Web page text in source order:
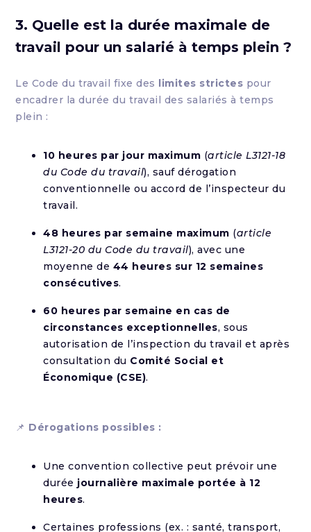
3. Quelle est la durée maximale de
travail pour un salarié à temps plein ?
Le Code du travail fixe des limites strictes pour
encadrer la durée du travail des salariés à temps
plein :
10 heures par jour maximum (article L3121-18
du Code du travail), sauf dérogation
conventionnelle ou accord de l’inspecteur du
travail.
48 heures par semaine maximum (article
L3121-20 du Code du travail), avec une
moyenne de 44 heures sur 12 semaines
consécutives.
60 heures par semaine en cas de
circonstances exceptionnelles, sous
autorisation de l’inspection du travail et après
consultation du Comité Social et
Économique (CSE).
📌 Dérogations possibles :
Une convention collective peut prévoir une
durée journalière maximale portée à 12
heures.
Certaines professions (ex. : santé, transport,